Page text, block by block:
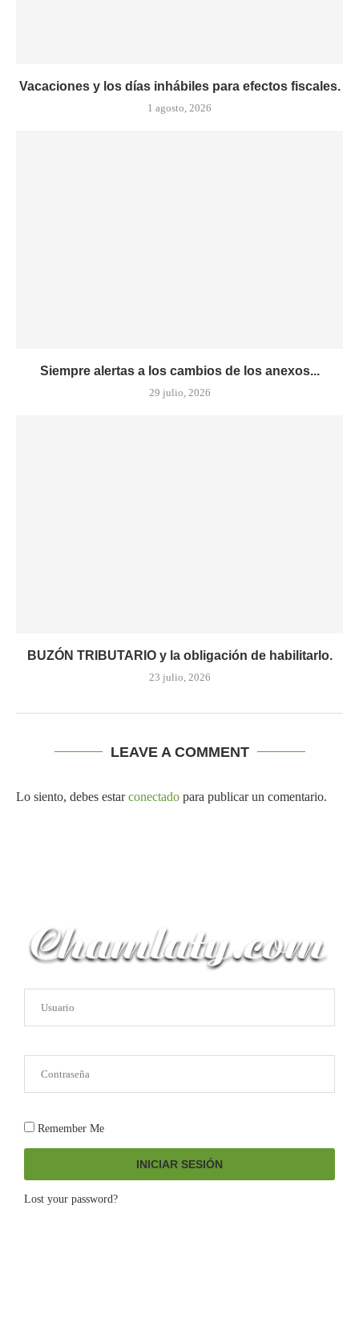
Vacaciones y los días inhábiles para efectos fiscales.
1 agosto, 2026
Siempre alertas a los cambios de los anexos...
29 julio, 2026
BUZÓN TRIBUTARIO y la obligación de habilitarlo.
23 julio, 2026
LEAVE A COMMENT
Lo siento, debes estarconectado para publicar un comentario.
Remember Me
INICIAR SESIÓN
Lost your password?